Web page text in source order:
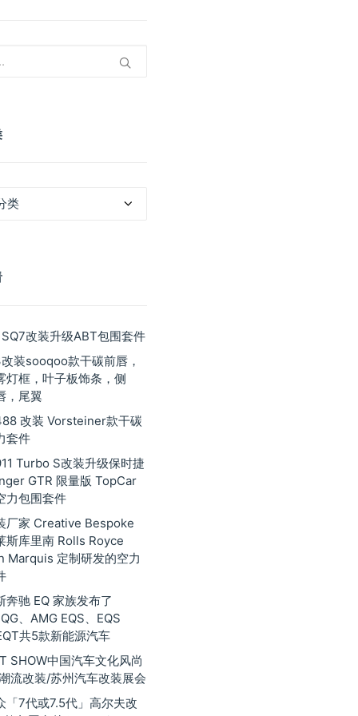
改装升级ABT包围套件
装sooqoo款干碳前唇，
灯框，叶子板饰条，侧
，尾翼
改装 Vorsteiner款干碳
套件
Turbo S改装升级保时捷
GTR 限量版 TopCar
力包围套件
厂家 Creative Bespoke
斯库里南 Rolls Royce
Marquis 定制研发的空力
奔驰 EQ 家族发布了
、AMG EQS、EQS
共5款新能源汽车
SHOW中国汽车文化风尚
流改装/苏州汽车改装展会
「7代或7.5代」高尔夫改